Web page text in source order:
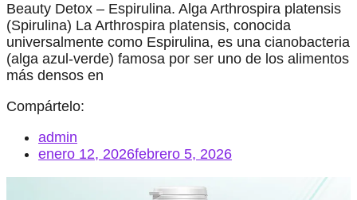
Beauty Detox – Espirulina. Alga Arthrospira platensis
(Spirulina) La Arthrospira platensis, conocida
universalmente como Espirulina, es una cianobacteria
(alga azul-verde) famosa por ser uno de los alimentos
más densos en
Compártelo:
admin
enero 12, 2026febrero 5, 2026